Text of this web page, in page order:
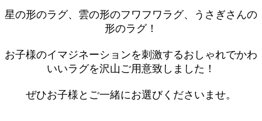
星の形のラグ、雲の形のフワフワラグ、うさぎさんの
形のラグ！
お子様のイマジネーションを刺激するおしゃれでかわ
いいラグを沢山ご用意致しました！
ぜひお子様とご一緒にお選びくださいませ。